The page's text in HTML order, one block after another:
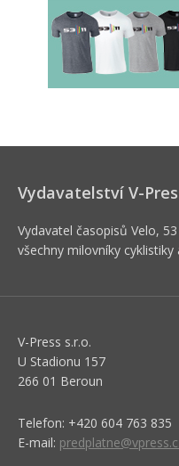
Vydavatelství V-
Vydavatel časopisů Velo,
všechny milovníky cyklistiky
V-Press s.r.o.
U Stadionu 157
266 01 Beroun
Telefon: +420 604 763 835
E-mail: